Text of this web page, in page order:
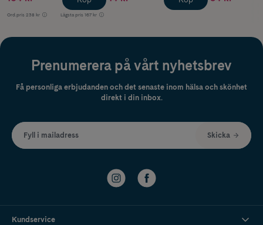
Ord.pris 238 kr Lägsta pris 167 kr
Prenumerera på vårt nyhetsbrev
Få personliga erbjudanden och det senaste inom hälsa och skönhet
direkt i din inbox.
Fyll i mailadress Skicka
Kundservice